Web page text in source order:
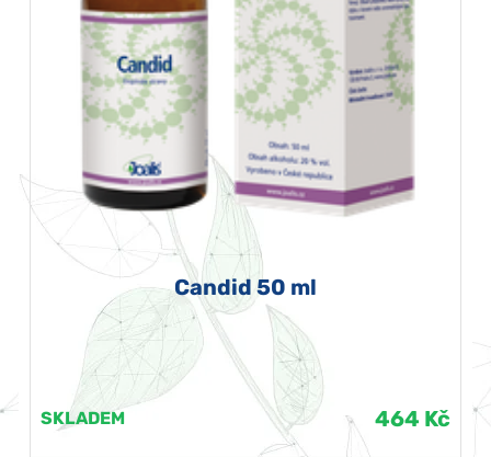
Candid 50 ml
SKLADEM 464 Kč